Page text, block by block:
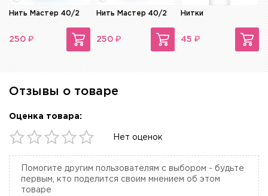
Нить Мастер 40/2
250 ₽
Нить Мастер 40/2
250 ₽
Нитки
45 ₽
Отзывы о товаре
Оценка товара:
Нет оценок
Помогите другим пользователям с выбором - будьте
первым, кто поделится своим мнением об этом
товаре